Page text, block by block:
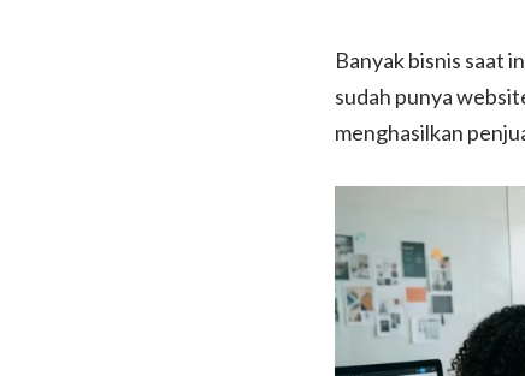
Banyak bisnis saat
sudah punya
menghasilkan